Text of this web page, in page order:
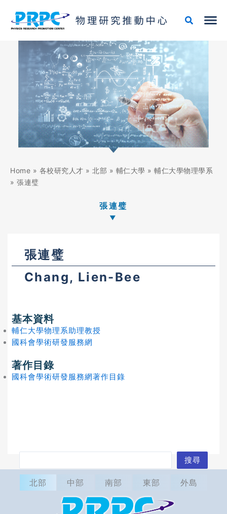
Home » 各校研究人才 » 北部 » 輔仁大學 » 輔仁大學物理學系
» 張連璧
張連璧
張連璧
Chang, Lien-Bee
基本資料
輔仁大學物理系助理教授
國科會學術研發服務網
著作目錄
國科會學術研發服務網著作目錄
尋
搜尋
北部 中部 南部 東部 外島